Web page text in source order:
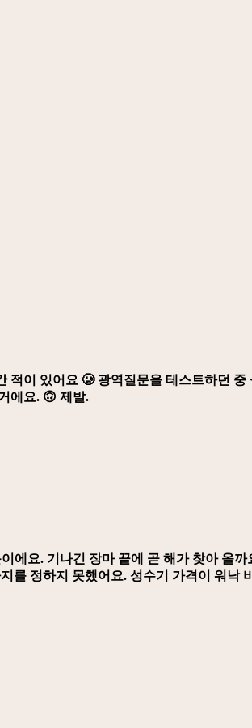
적이 있어요 🥲 광역질문을 테스트하던
에요. 🙃 제발.
에요. 기나긴 장마 끝에 곧 해가 찾아 올
를 정하지 못했어요. 성수기 가격이 워낙